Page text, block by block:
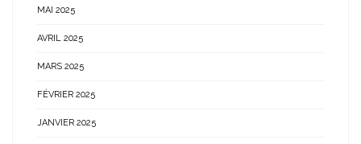
MAI 2025
AVRIL 2025
MARS 2025
FÉVRIER 2025
JANVIER 2025